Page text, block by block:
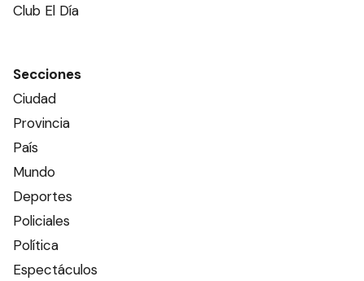
Club El Día
Secciones
Ciudad
Provincia
País
Mundo
Deportes
Policiales
Política
Espectáculos